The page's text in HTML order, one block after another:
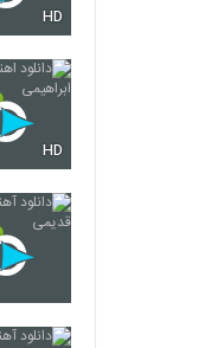
HD
HD